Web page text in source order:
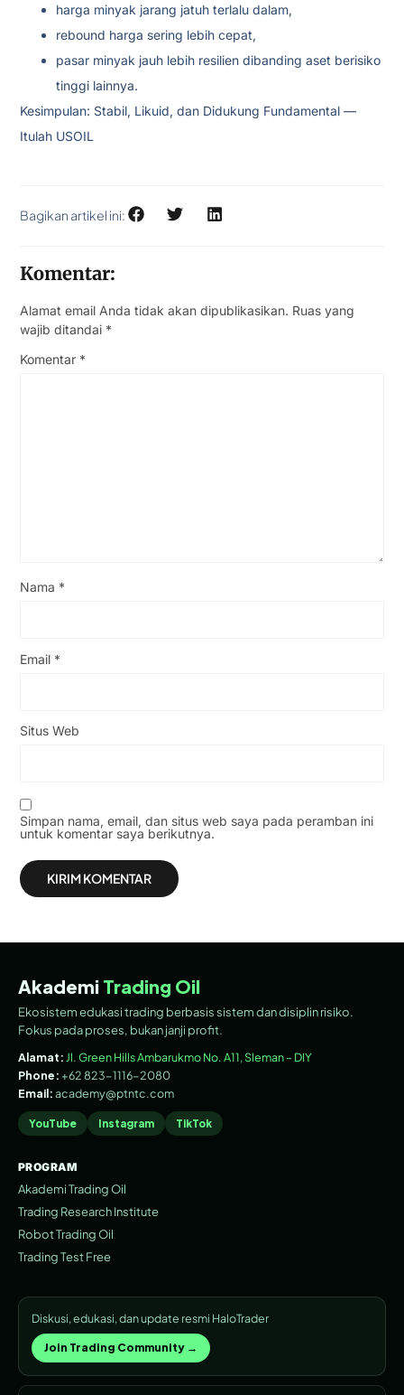
harga minyak jarang jatuh terlalu dalam,
rebound harga sering lebih cepat,
pasar minyak jauh lebih resilien dibanding aset berisiko
tinggi lainnya.
Kesimpulan: Stabil, Likuid, dan Didukung Fundamental —
Itulah USOIL
Bagikan artikel ini:
Komentar:
Alamat email Anda tidak akan dipublikasikan. Ruas yang
wajib ditandai *
Komentar *
Nama *
Email *
Situs Web
Simpan nama, email, dan situs web saya pada peramban ini
untuk komentar saya berikutnya.
Akademi Trading Oil
Ekosistem edukasi trading berbasis sistem dan disiplin risiko.
Fokus pada proses, bukan janji profit.
Alamat: Jl. Green Hills Ambarukmo No. A11, Sleman – DIY
Phone:+62 823-1116-2080
Email:academy@ptntc.com
YouTube Instagram TikTok
PROGRAM
Akademi Trading Oil
Trading Research Institute
Robot Trading Oil
Trading Test Free
Diskusi, edukasi, dan update resmi HaloTrader
Join Trading Community →